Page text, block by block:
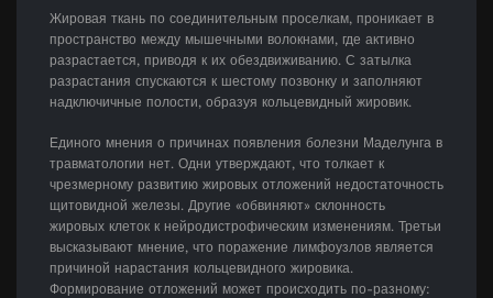
Жировая ткань по соединительным проселкам, проникает в
пространство между мышечными волокнами, где активно
разрастается, приводя к их обездвиживанию. С затылка
разрастания спускаются к шестому позвонку и заполняют
надключичные полости, образуя кольцевидный жировик.
Единого мнения о причинах появления болезни Маделунга в
травматологии нет. Одни утверждают, что толкает к
чрезмерному развитию жировых отложений недостаточность
щитовидной железы. Другие «обвиняют» склонность
жировых клеток к нейродистрофическим изменениям. Третьи
высказывают мнение, что поражение лимфоузлов является
причиной нарастания кольцевидного жировика.
Формирование отложений может происходить по-разному: